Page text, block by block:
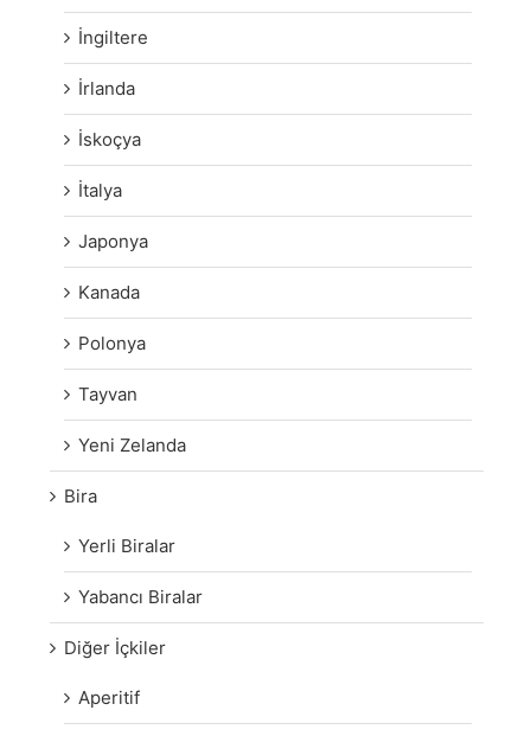
İngiltere
İrlanda
İskoçya
İtalya
Japonya
Kanada
Polonya
Tayvan
Yeni Zelanda
Bira
Yerli Biralar
Yabancı Biralar
Diğer İçkiler
Aperitif